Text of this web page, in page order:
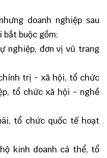
doanh nghiệp sau
bắt buộc gồm:
nghiệp, đơn vị vũ trang
trị - xã hội, tổ chức
tổ chức xã hội - nghề
tổ chức quốc tế hoạt
kinh doanh cá thể, tổ